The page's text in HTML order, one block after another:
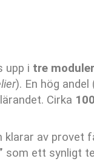
upp i tre moduler
). En hög andel
Cirka
klarar av provet
som ett synligt